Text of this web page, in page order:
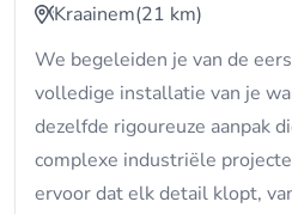
Kraainem(21 km)
We begeleiden je van de
volledige installatie van je
dezelfde rigoureuze aanpak
complexe industriële
ervoor dat elk detail klopt,